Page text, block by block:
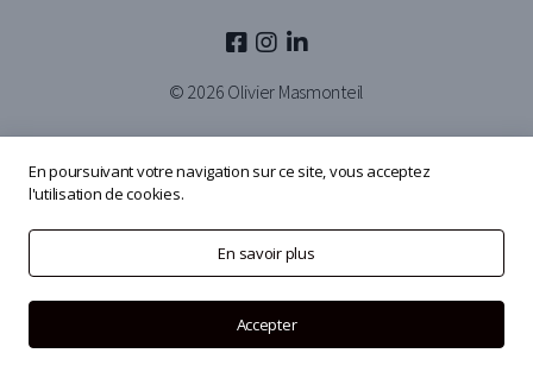
© 2026 Olivier Masmonteil
En poursuivant votre navigation sur ce site, vous acceptez
l'utilisation de cookies.
En savoir plus
Accepter